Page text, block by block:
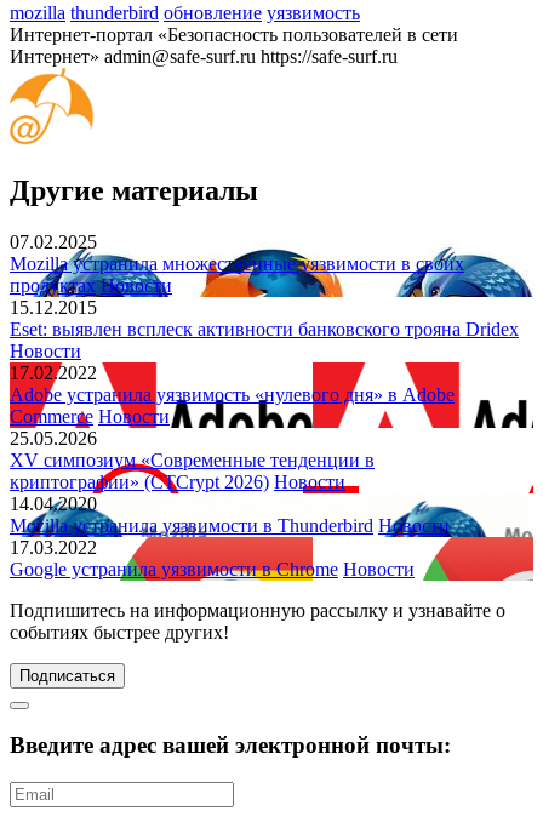
mozilla thunderbird обновление уязвимость
Интернет-портал «Безопасность пользователей в сети
Интернет» admin@safe-surf.ru https://safe-surf.ru
Другие материалы
07.02.2025
Mozilla устранила множественные уязвимости в своих
продуктах Новости
15.12.2015
Eset: выявлен всплеск активности банковского трояна Dridex
Новости
17.02.2022
Adobe устранила уязвимость «нулевого дня» в Adobe
Commerce Новости
25.05.2026
XV симпозиум «Современные тенденции в
криптографии» (CTCrypt 2026) Новости
14.04.2020
Mozilla устранила уязвимости в Thunderbird Новости
17.03.2022
Google устранила уязвимости в Chrome Новости
Подпишитесь на информационную рассылку и узнавайте о
событиях быстрее других!
Подписаться
Введите адрес вашей электронной почты: